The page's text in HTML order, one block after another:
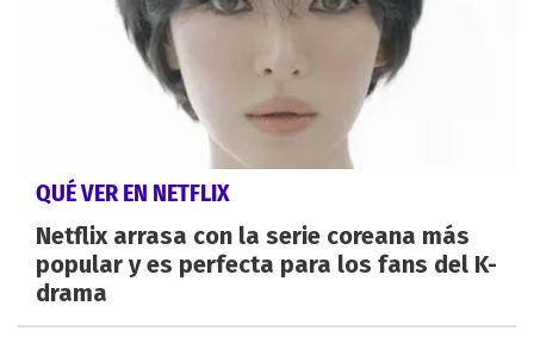
QUÉ VER EN NETFLIX
Netflix arrasa con la serie coreana más
popular y es perfecta para los fans del K-
drama